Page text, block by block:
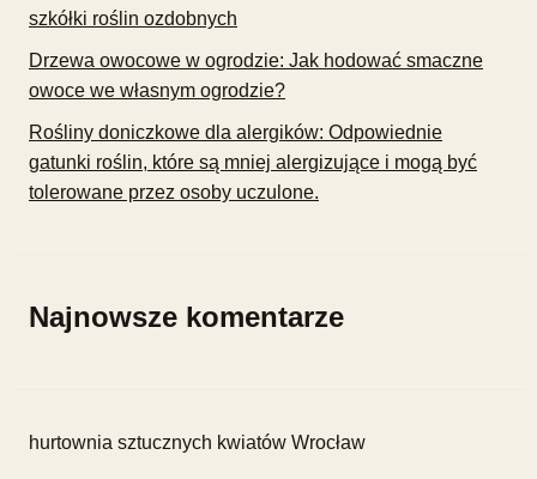
szkółki roślin ozdobnych
Drzewa owocowe w ogrodzie: Jak hodować smaczne
owoce we własnym ogrodzie?
Rośliny doniczkowe dla alergików: Odpowiednie
gatunki roślin, które są mniej alergizujące i mogą być
tolerowane przez osoby uczulone.
Najnowsze komentarze
hurtownia sztucznych kwiatów Wrocław